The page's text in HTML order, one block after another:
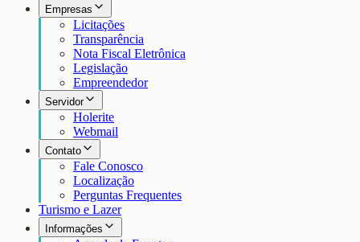
Empresas
Licitações
Transparência
Nota Fiscal Eletrônica
Legislação
Empreendedor
Servidor
Holerite
Webmail
Contato
Fale Conosco
Localização
Perguntas Frequentes
Turismo e Lazer
Informações